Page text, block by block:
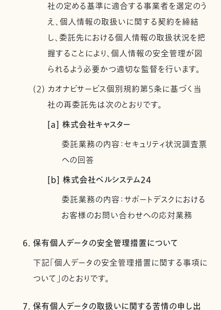
社の定める基準に適合する事業者を選定のう
え、個人情報の取扱いに関する契約を締結
し、委託先における個人情報の取扱状況を把
握することにより、個人情報の安全管理が図
られるよう必要かつ適切な監督を行います。
(2) カオナビサービス個別規約第5条に基づく当
社の再委託先は次のとおりです。
[a] 株式会社キャスター
委託業務の内容：セキュリティ状況調査票
への回答
[b] 株式会社ベルシステム24
委託業務の内容：サポートデスクにおける
お客様のお問い合わせへの応対業務
6. 保有個人データの安全管理措置について
下記「個人データの安全管理措置に関する事項に
ついて」のとおりです。
7. 保有個人データの取扱いに関する苦情の申し出